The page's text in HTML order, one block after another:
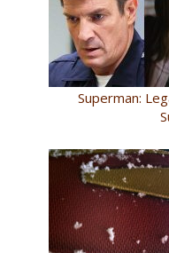
Superman: